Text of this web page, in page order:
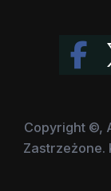
Copyright ©,
Zastrzeżone.